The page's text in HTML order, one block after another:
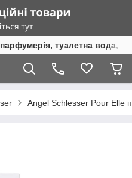
туалетна вода,
Angel Schlesser Pour Elle